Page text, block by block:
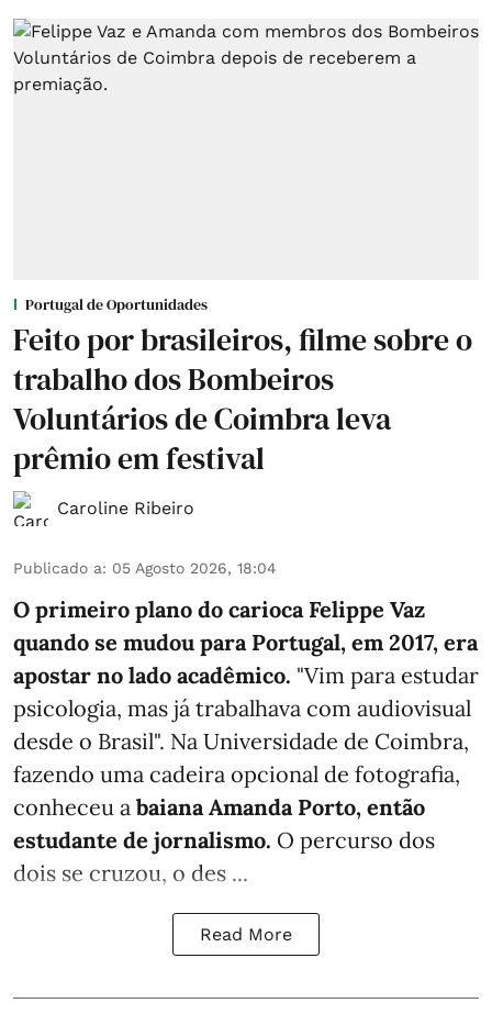
Portugal de Oportunidades
Feito por brasileiros, filme sobre o
trabalho dos Bombeiros
Voluntários de Coimbra leva
prêmio em festival
Caroline Ribeiro
Publicado a: 05 Agosto 2026, 18:04
O primeiro plano do carioca Felippe Vaz
quando se mudou para Portugal, em 2017, era
apostar no lado acadêmico. "Vim para estudar
psicologia, mas já trabalhava com audiovisual
desde o Brasil". Na Universidade de Coimbra,
fazendo uma cadeira opcional de fotografia,
conheceu a baiana Amanda Porto, então
estudante de jornalismo. O percurso dos
dois se cruzou, o des ...
Read More